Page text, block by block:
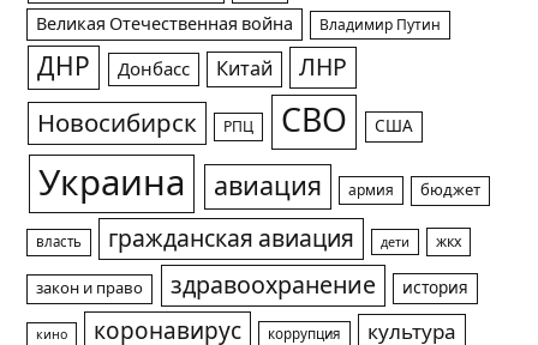
Великая Отечественная война Владимир Путин
ДНР Донбасс Китай ЛНР
Новосибирск РПЦ СВО США
Украина авиация армия бюджет
власть гражданская авиация дети жкх
закон и право здравоохранение история
кино коронавирус коррупция
культура